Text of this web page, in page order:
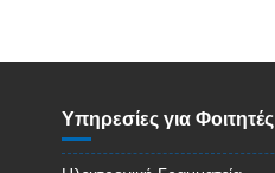
Υπηρεσίες για Φοιτητές